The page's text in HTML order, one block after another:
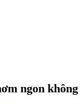
ngon